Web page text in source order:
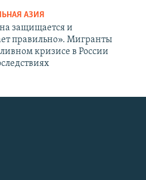
АЗИЯ
защищается и
правильно». Мигранты
кризисе в России